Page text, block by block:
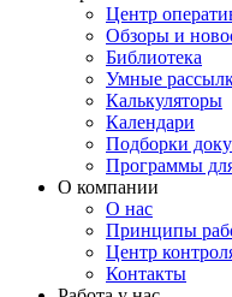
Центр
Обзоры и
Библиотека
Умные
Калькуляторы
Календари
Подборки
Программы
О компании
О нас
Принципы
Центр
Контакты